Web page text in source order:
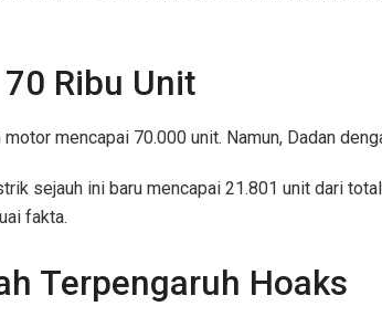
Ribu Unit
mencapai 70.000 unit. Namun, Dadan
sejauh ini baru mencapai 21.801 unit dari
fakta.
Terpengaruh Hoaks